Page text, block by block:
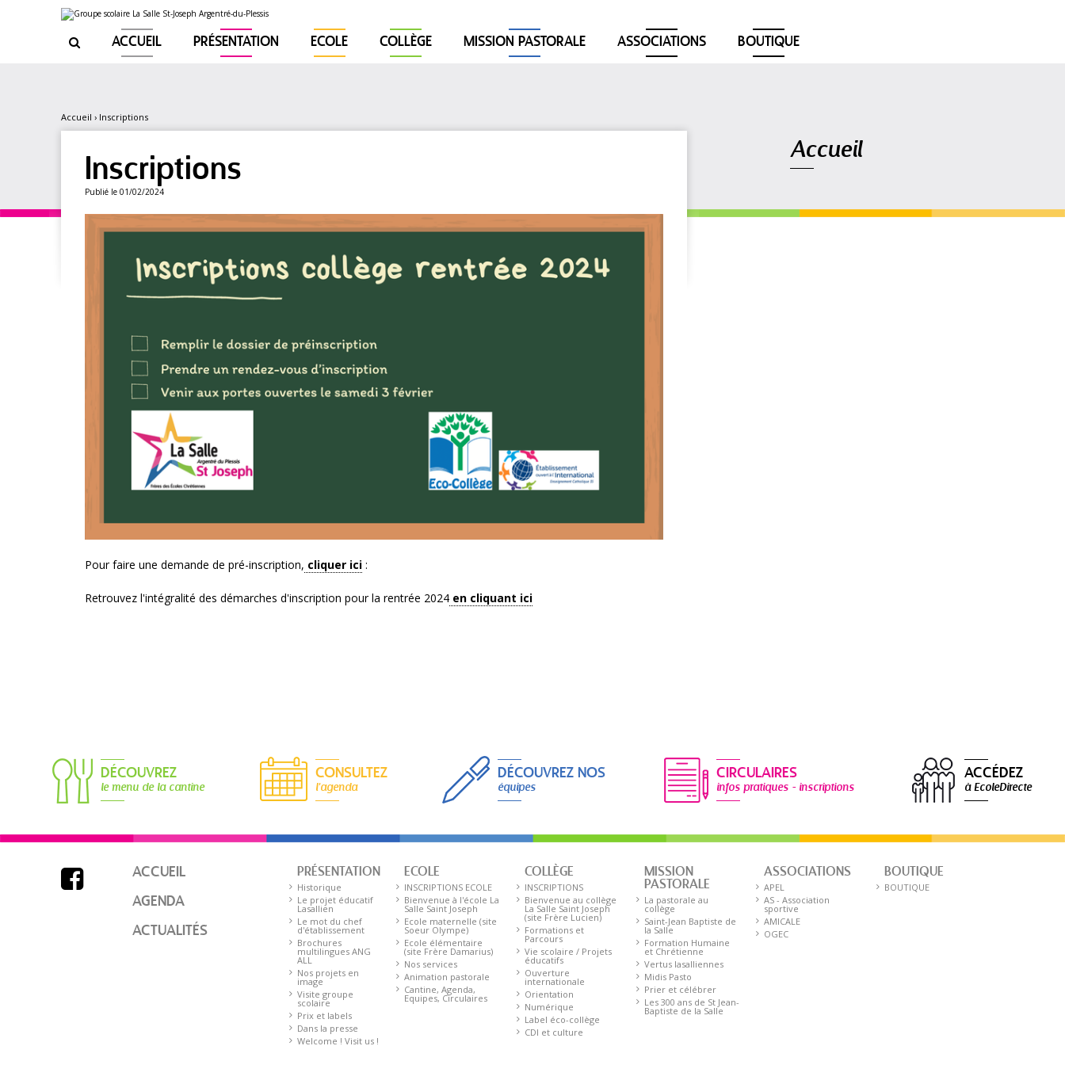
 ACCUEIL PRÉSENTATION ECOLE COLLÈGE MISSION PASTORALE ASSOCIATIONS BOUTIQUE
Accueil › Inscriptions
Inscriptions
Publié le 01/02/2024
Pour faire une demande de pré-inscription, cliquer ici :
Retrouvez l'intégralité des démarches d'inscription pour la rentrée 2024 en cliquant ici
Accueil
DÉCOUVREZ
le menu de la cantine
CONSULTEZ
l'agenda
DÉCOUVREZ NOS
équipes
CIRCULAIRES
infos pratiques - inscriptions
ACCÉDEZ
à EcoleDirecte

ACCUEIL
AGENDA
ACTUALITÉS
PRÉSENTATION
Historique
Le projet éducatif
Lasallien
Le mot du chef
d'établissement
Brochures
multilingues ANG
ALL
Nos projets en
image
Visite groupe
scolaire
Prix et labels
Dans la presse
Welcome ! Visit us !
ECOLE
INSCRIPTIONS ECOLE
Bienvenue à l'école La
Salle Saint Joseph
Ecole maternelle (site
Soeur Olympe)
Ecole élémentaire
(site Frère Damarius)
Nos services
Animation pastorale
Cantine, Agenda,
Equipes, Circulaires
COLLÈGE
INSCRIPTIONS
Bienvenue au collège
La Salle Saint Joseph
(site Frère Lucien)
Formations et
Parcours
Vie scolaire / Projets
éducatifs
Ouverture
internationale
Orientation
Numérique
Label éco-collège
CDI et culture
MISSION
PASTORALE
La pastorale au
collège
Saint-Jean Baptiste de
la Salle
Formation Humaine
et Chrétienne
Vertus lasalliennes
Midis Pasto
Prier et célébrer
Les 300 ans de St Jean-
Baptiste de la Salle
ASSOCIATIONS
APEL
AS - Association
sportive
AMICALE
OGEC
BOUTIQUE
BOUTIQUE